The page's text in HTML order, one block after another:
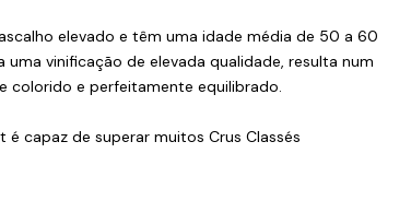
elevado e têm uma idade média de 50 a 60
uma vinificação de elevada qualidade, resulta num
colorido e perfeitamente equilibrado.
capaz de superar muitos Crus Classés